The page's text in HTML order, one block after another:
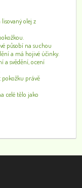
olej z
působí na suchou
a má hojivé účinky.
a svědění, ocení
pokožku právě
celé tělo jako